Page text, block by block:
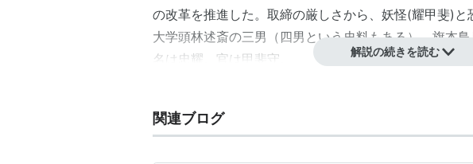
の改革を推進した。取締の厳しさから、妖怪(耀甲斐)と
大学頭林述斎の三男（四男という史料もある）。旗本鳥
名は忠耀。官は甲斐守。
かも洋学は日本を滅ぼすと信じて疑わない狂信的な保守
解説の続きを読む
関連ブログ